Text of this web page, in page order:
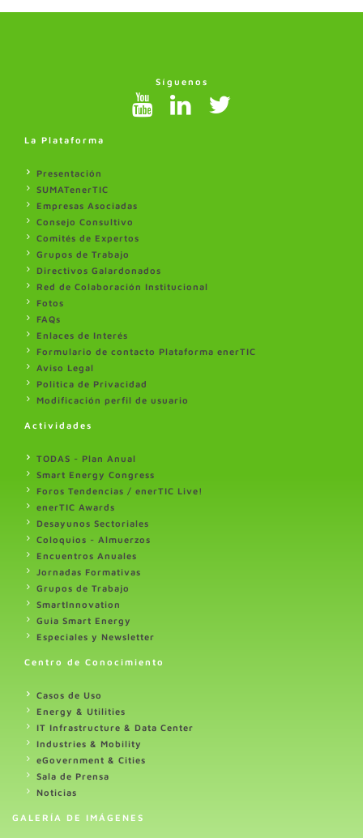
Síguenos
La Plataforma
Presentación
SUMATenerTIC
Empresas Asociadas
Consejo Consultivo
Comités de Expertos
Grupos de Trabajo
Directivos Galardonados
Red de Colaboración Institucional
Fotos
FAQs
Enlaces de Interés
Formulario de contacto Plataforma enerTIC
Aviso Legal
Politica de Privacidad
Modificación perfil de usuario
Actividades
TODAS - Plan Anual
Smart Energy Congress
Foros Tendencias / enerTIC Live!
enerTIC Awards
Desayunos Sectoriales
Coloquios - Almuerzos
Encuentros Anuales
Jornadas Formativas
Grupos de Trabajo
SmartInnovation
Guia Smart Energy
Especiales y Newsletter
Centro de Conocimiento
Casos de Uso
Energy & Utilities
IT Infrastructure & Data Center
Industries & Mobility
eGovernment & Cities
Sala de Prensa
Noticias
GALERÍA DE IMÁGENES